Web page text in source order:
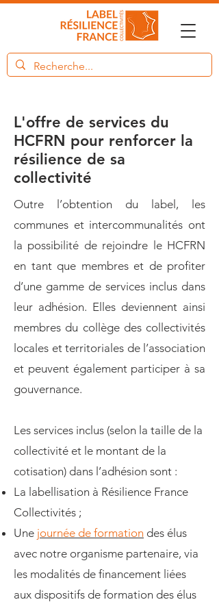
L'offre de services du
HCFRN pour renforcer la
résilience de sa
collectivité
Outre l’obtention du label, les
communes et intercommunalités ont
la possibilité de rejoindre le HCFRN
en tant que membres et de profiter
d’une gamme de services inclus dans
leur adhésion. Elles deviennent ainsi
membres du collège des collectivités
locales et territoriales de l’association
et peuvent également participer à sa
gouvernance.
Les services inclus (selon la taille de la
collectivité et le montant de la
cotisation) dans l’adhésion sont :
La labellisation à Résilience France
Collectivités ;
Une journée de formation des élus
avec notre organisme partenaire, via
les modalités de financement liées
aux dispositifs de formation des élus